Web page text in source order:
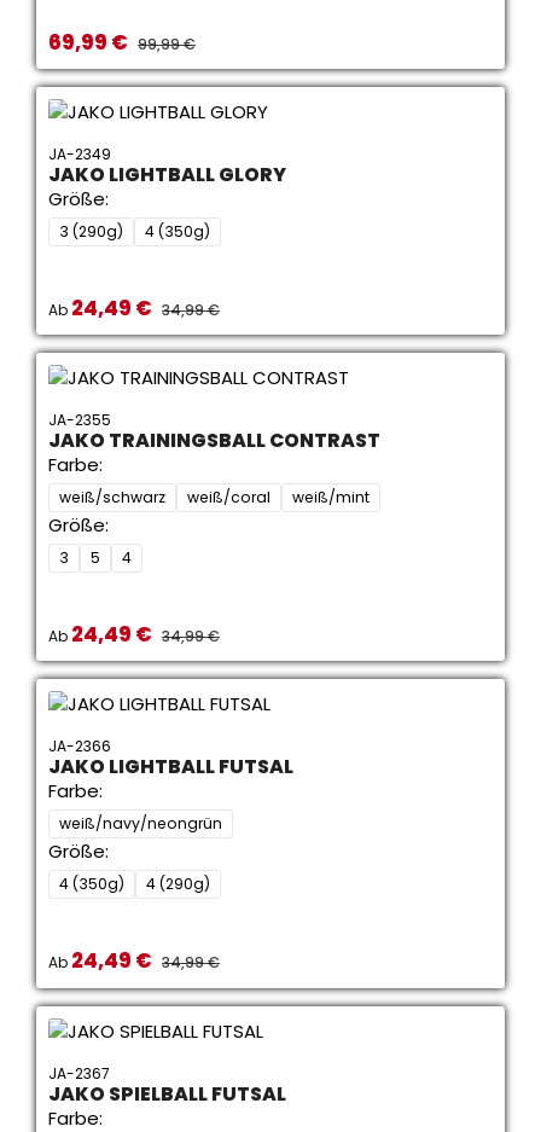
Verkaufspreis:
69,99 € REGULÄRER PREIS:
99,99 €
JA-2349
JAKO LIGHTBALL GLORY
Größe:
3 (290g) 4 (350g)
Verkaufspreis:
Ab 24,49 € REGULÄRER PREIS:
34,99 €
JA-2355
JAKO TRAININGSBALL CONTRAST
Farbe:
weiß/schwarz weiß/coral weiß/mint
Größe:
3 5 4
Verkaufspreis:
Ab 24,49 € REGULÄRER PREIS:
34,99 €
JA-2366
JAKO LIGHTBALL FUTSAL
Farbe:
weiß/navy/neongrün
Größe:
4 (350g) 4 (290g)
Verkaufspreis:
Ab 24,49 € REGULÄRER PREIS:
34,99 €
JA-2367
JAKO SPIELBALL FUTSAL
Farbe: